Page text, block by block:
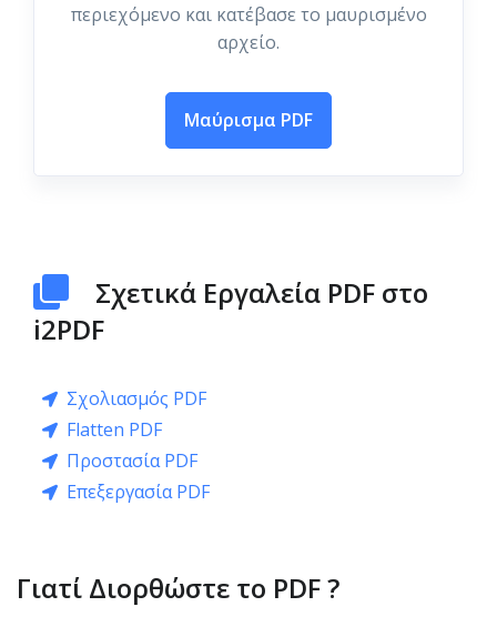
περιεχόμενο και κατέβασε το μαυρισμένο
αρχείο.
Μαύρισμα PDF
Σχετικά Εργαλεία PDF στο
i2PDF
Σχολιασμός PDF
Flatten PDF
Προστασία PDF
Επεξεργασία PDF
Γιατί Διορθώστε το PDF ?